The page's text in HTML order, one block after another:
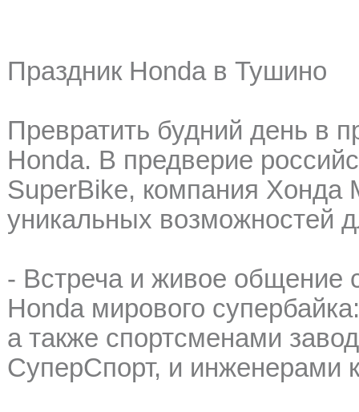
Праздник Honda в Тушино
Превратить будний день в
Honda. В предверие
SuperBike, компания Хонда
уникальных возможностей
- Встреча и живое общение
Honda мирового
а также спортсменами
СуперСпорт, и инженерами